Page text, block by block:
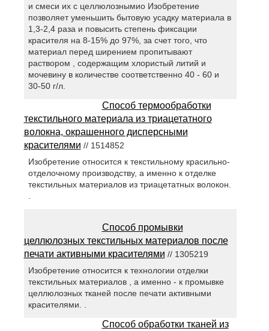
и смеси их с целлюлознымио Изобретение
позволяет уменьшить бытовую усадку материала в
1,3-2,4 раза и повысить степень фиксации
красителя на 8-15% до 97%, за счет того, что
материал перед ширением пропитывают
раствором , содержащим хлористый литий и
мочевину в количестве соответственно 40 - 60 и
30-50 г/л.
Способ термообработки
текстильного материала из триацетатного
волокна, окрашенного дисперсными
красителями // 1514852
Изобретение относится к текстильному красильно-
отделочному производству, а именно к отделке
текстильных материалов из триацетатных волокон.
Способ промывки
целлюлозных текстильных материалов после
печати активными красителями // 1305219
Изобретение относится к технологии отделки
текстильных материалов , а именно - к промывке
целлюлозных тканей после печати активными
красителями. .
Способ обработки тканей из